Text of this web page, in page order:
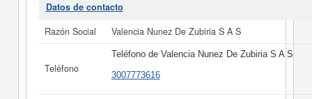
Datos de contacto
Razón Social
Valencia Nunez De Zubiria S A S
Teléfono
Teléfono de Valencia Nunez De Zubiria S A S
3007773616